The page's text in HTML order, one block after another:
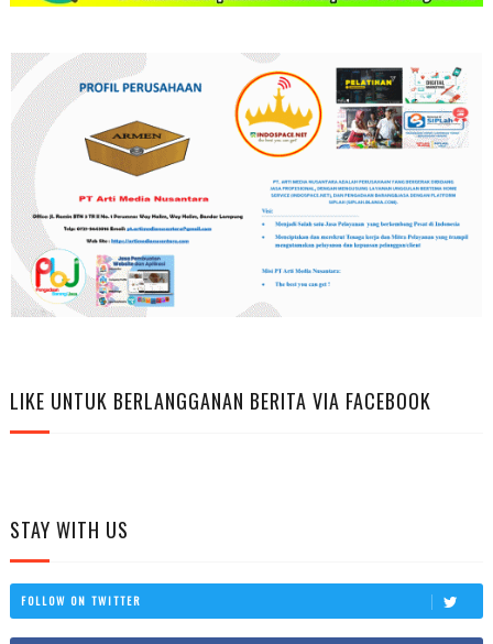
LIKE UNTUK BERLANGGANAN BERITA VIA FACEBOOK
STAY WITH US
FOLLOW ON TWITTER